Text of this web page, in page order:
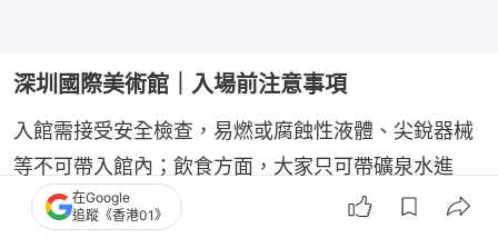
深圳國際美術館｜入場前注意事項
入館需接受安全檢查，易燃或腐蝕性液體、尖銳器械
等不可帶入館內；飲食方面，大家只可帶礦泉水進
館，零食及其他飲品均不可帶入館。而參觀者可攜帶
在Google
追蹤《香港01》